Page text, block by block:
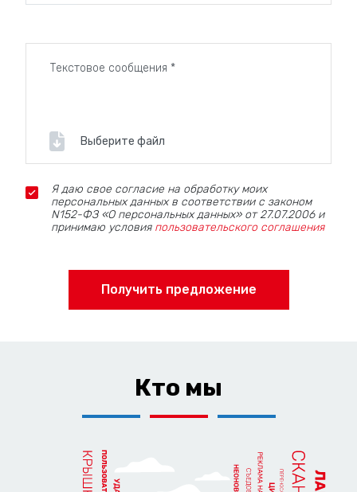
Выберите файл
Я даю свое согласие на обработку моих
персональных данных в соответствии с законом
N152-ФЗ «О персональных данных» от 27.07.2006 и
принимаю условия пользовательского соглашения
Получить предложение
Кто мы